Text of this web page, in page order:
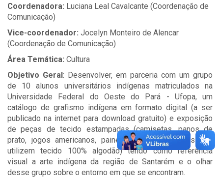
Coordenadora: Luciana Leal Cavalcante (Coordenação de
Comunicação)
Vice-coordenador: Jocelyn Monteiro de Alencar
(Coordenação de Comunicação)
Área Temática: Cultura
Objetivo Geral: Desenvolver, em parceria com um grupo
de 10 alunos universitários indígenas matriculados na
Universidade Federal do Oeste do Pará - Ufopa, um
catálogo de grafismo indígena em formato digital (a ser
publicado na internet para download gratuito) e exposição
de peças de tecido estampadas (camisetas, panos de
prato, jogos americanos, paineis, sacolas e outros que
utilizem tecido 100% algodão) tendo como referência
visual a arte indígena da região de Santarém e o olhar
desse grupo sobre o entorno em que se encontram.